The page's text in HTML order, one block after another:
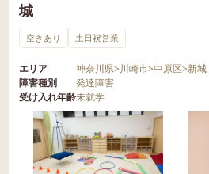
城
空きあり 土日祝営業
エリア 神奈川県>川崎市>中原区>新城
障害種別
発達障害
受け入れ年齢未就学